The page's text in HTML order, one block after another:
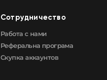
Сотрудничество
Работа с нами
Реферальна програма
Скупка аккаунтов